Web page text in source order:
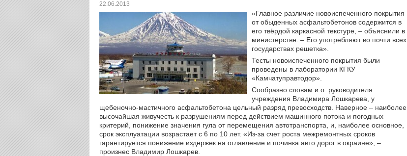
22.06.2013
«Главное различие новоиспеченного покрытия
от обыденных асфальтобетонов содержится в
его твёрдой каркасной текстуре, – объяснили в
министерстве. – Его употребляют во почти всех
государствах решетка».
Тесты новоиспеченного покрытия были
проведены в лаборатории КГКУ
«Камчатуправтодор».
Сообразно словам и.о. руководителя
учреждения Владимира Лошкарева, у
щебеночно-мастичного асфальтобетона цельный разряд превосходств. Наверное – наиболее
высочайшая живучесть к разрушениям перед действием машинного потока и погодных
критерий, понижение значения гула от перемещения автотранспорта, и, наиболее основное,
срок эксплуатации возрастает с 6 по 10 лет. «Из-за счет роста межремонтных сроков
гарантируется понижение издержек на оглавление и починка авто дорог в окраине», –
произнес Владимир Лошкарев.